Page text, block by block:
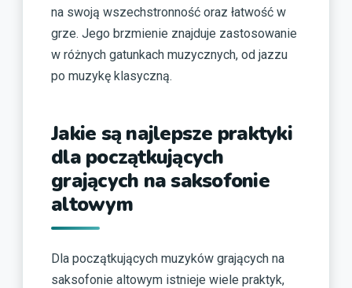
na swoją wszechstronność oraz łatwość w
grze. Jego brzmienie znajduje zastosowanie
w różnych gatunkach muzycznych, od jazzu
po muzykę klasyczną.
Jakie są najlepsze praktyki
dla początkujących
grających na saksofonie
altowym
Dla początkujących muzyków grających na
saksofonie altowym istnieje wiele praktyk,